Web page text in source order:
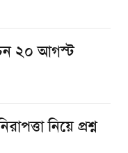
২০ আগস্ট
নিয়ে প্রশ্ন